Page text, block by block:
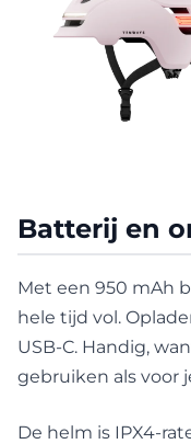
Batterij en
Met een 950 mAh
hele tijd vol.
USB-C. Handig,
gebruiken als voor
De helm is IPX4-